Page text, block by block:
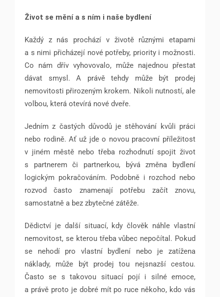
Život se mění a s ním i naše bydlení
Každý z nás prochází v životě různými etapami
a s nimi přicházejí nové potřeby, priority i možnosti.
Co nám dřív vyhovovalo, může najednou přestat
dávat smysl. A právě tehdy může být prodej
nemovitosti přirozeným krokem. Nikoli nutností, ale
volbou, která otevírá nové dveře.
Jedním z častých důvodů je stěhování kvůli práci
nebo rodině. Ať už jde o novou pracovní příležitost
v jiném městě nebo třeba rozhodnutí spojit život
s partnerem či partnerkou, bývá změna bydlení
logickým pokračováním. Podobně i rozchod nebo
rozvod často znamenají potřebu začít znovu,
samostatně a bez zbytečné zátěže.
Dědictví je další situací, kdy člověk náhle vlastní
nemovitost, se kterou třeba vůbec nepočítal. Pokud
se nehodí pro vlastní bydlení nebo je zatížena
náklady, může být prodej tou nejsnazší cestou.
Často se s takovou situací pojí i silné emoce,
a právě proto je dobré mít po ruce někoho, kdo vás